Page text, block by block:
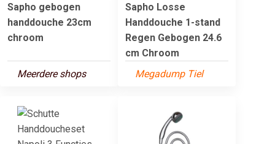
Sapho gebogen
handdouche 23cm
chroom
Meerdere shops
Sapho Losse
Handdouche 1-stand
Regen Gebogen 24.6
cm Chroom
Megadump Tiel